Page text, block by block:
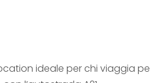
ideale per chi viaggia